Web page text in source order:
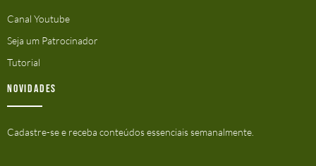
Canal Youtube
Seja um Patrocinador
Tutorial
Novidades
Cadastre-se e receba conteúdos essenciais semanalmente.